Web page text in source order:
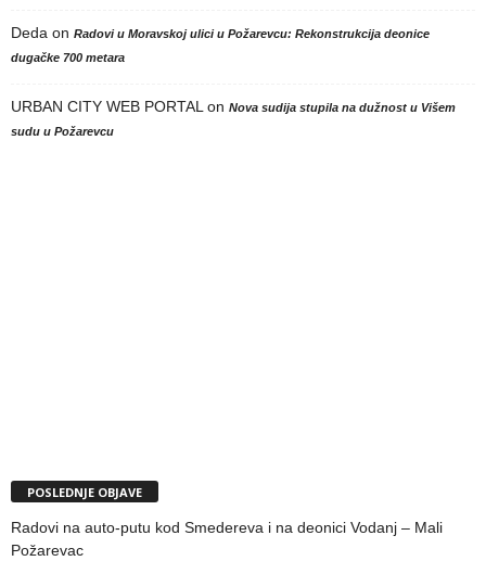
Deda on Radovi u Moravskoj ulici u Požarevcu: Rekonstrukcija deonice
dugačke 700 metara
URBAN CITY WEB PORTAL on Nova sudija stupila na dužnost u Višem
sudu u Požarevcu
POSLEDNJE OBJAVE
Radovi na auto-putu kod Smedereva i na deonici Vodanj – Mali
Požarevac